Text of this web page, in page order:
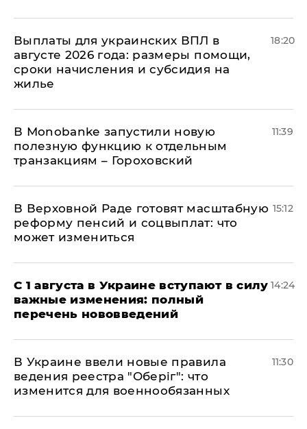
Выплаты для украинских ВПЛ в
августе 2026 года: размеры помощи,
сроки начисления и субсидия на
жилье
18:20
В Мonobankе запустили новую
полезную функцию к отдельным
транзакциям – Гороховский
11:39
В Верховной Раде готовят масштабную
реформу пенсий и соцвыплат: что
может измениться
15:12
С 1 августа в Украине вступают в силу
важные изменения: полный
перечень нововведений
14:24
В Украине ввели новые правила
ведения реестра "Оберіг": что
изменится для военнообязанных
11:30